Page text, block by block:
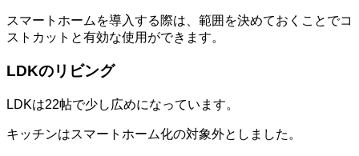
スマートホームを導入する際は、範囲を決めておくことでコ
ストカットと有効な使用ができます。
LDKのリビング
LDKは22帖で少し広めになっています。
キッチンはスマートホーム化の対象外としました。